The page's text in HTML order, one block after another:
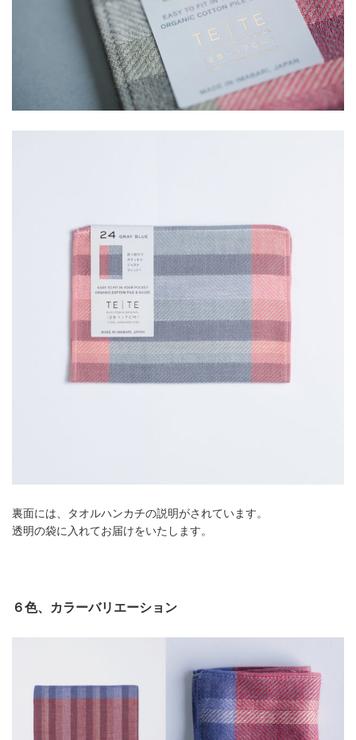
裏面には、タオルハンカチの説明がされています。
透明の袋に入れてお届けをいたします。
６色、カラーバリエーション